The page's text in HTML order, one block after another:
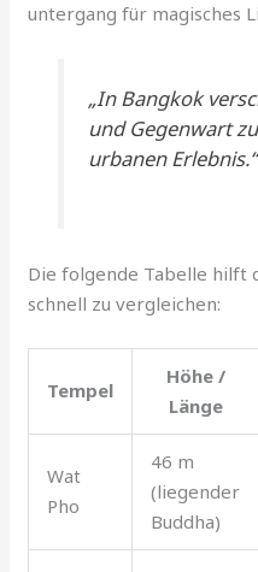
untergang für magisches
„In Bangkok
und Gegenwart
urbanen Erlebnis.“
Die folgende Tabelle hilft
schnell zu vergleichen:
Tempel
Höhe /
Länge
Wat
Pho
46 m
(liegender
Buddha)